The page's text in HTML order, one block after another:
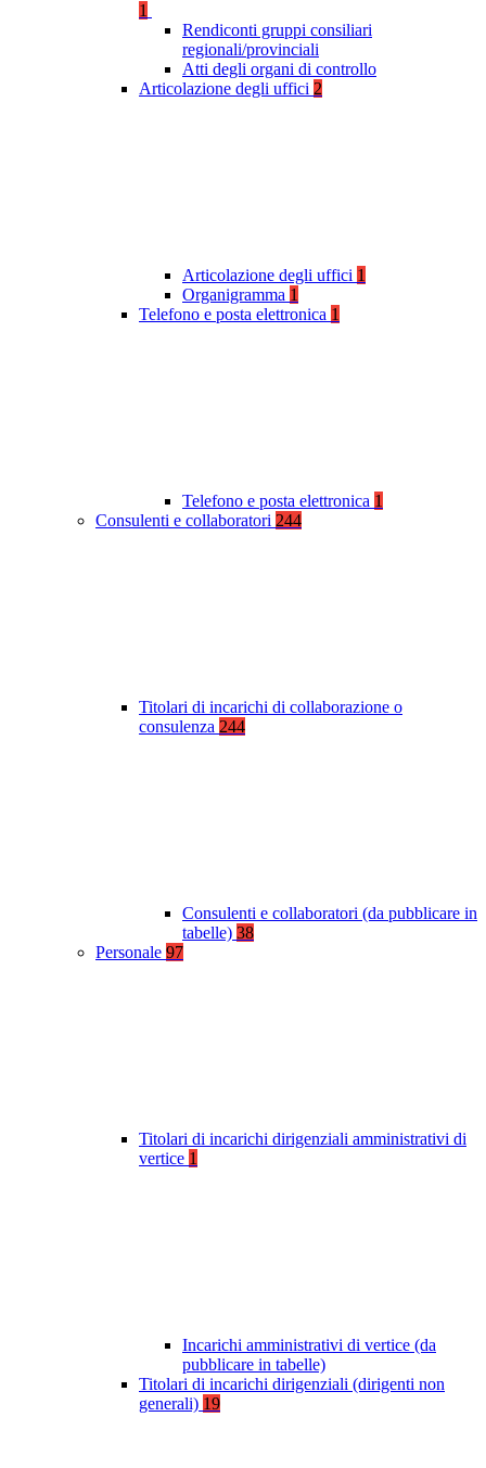
1
Rendiconti gruppi consiliari
regionali/provinciali
Atti degli organi di controllo
Articolazione degli uffici 2
Articolazione degli uffici 1
Organigramma 1
Telefono e posta elettronica 1
Telefono e posta elettronica 1
Consulenti e collaboratori 244
Titolari di incarichi di collaborazione o
consulenza 244
Consulenti e collaboratori (da pubblicare in
tabelle) 38
Personale 97
Titolari di incarichi dirigenziali amministrativi di
vertice 1
Incarichi amministrativi di vertice (da
pubblicare in tabelle)
Titolari di incarichi dirigenziali (dirigenti non
generali) 19